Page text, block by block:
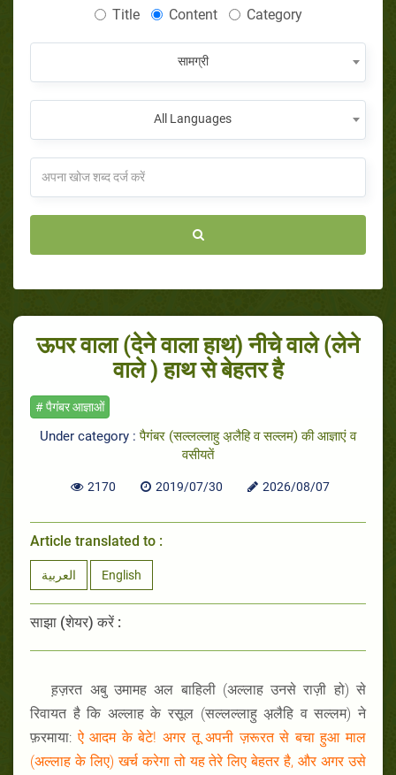
Title Content Category
सामग्री
All Languages
ऊपर वाला (देने वाला हाथ) नीचे वाले (लेने
वाले ) हाथ से बेहतर है
# पैगंबर आज्ञाओं
Under category :पैगंबर (सल्लल्लाहु अ़लैहि व सल्लम) की आज्ञाएं व
वसीयतें
2170 2019/07/30 2026/08/07
Article translated to :
العربية English
साझा (शेयर) करें :
ह़ज़रत अबु उमामह अल बाहिली (अल्लाह उनसे राज़ी हो) से
रिवायत है कि अल्लाह के रसूल (सल्लल्लाहु अ़लैहि व सल्लम) ने
फ़रमाया:ऐ आदम के बेटे! अगर तू अपनी ज़रूरत से बचा हुआ माल
(अल्लाह के लिए) खर्च करेगा तो यह तेरे लिए बेहतर है, और अगर उसे